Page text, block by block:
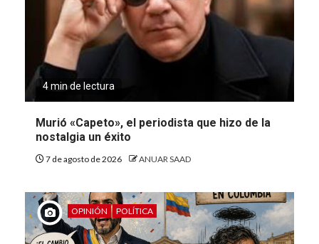
4 min de lectura
Murió «Capeto», el periodista que hizo de la
nostalgia un éxito
7 de agosto de 2026 ANUAR SAAD
OPINIÓN POLÍTICA